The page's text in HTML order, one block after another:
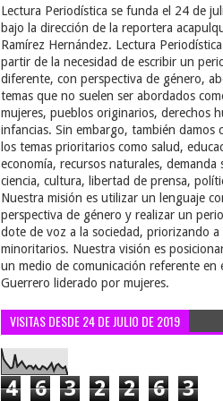
Lectura Periodística se funda el 24 de
bajo la dirección de la reportera
Ramírez Hernández. Lectura
partir de la necesidad de escribir un
diferente, con perspectiva de género,
temas que no suelen ser abordados
mujeres, pueblos originarios, derechos
infancias. Sin embargo, también damos
los temas prioritarios como salud,
economía, recursos naturales, demanda
ciencia, cultura, libertad de prensa,
Nuestra misión es utilizar un lenguaje
perspectiva de género y realizar un
dote de voz a la sociedad, priorizando
minoritarios. Nuestra visión es
un medio de comunicación referente en
Guerrero liderado por mujeres.
VISITAS DESDE 24 DE JULIO DE 2019
4 6 3 2 2 6 3